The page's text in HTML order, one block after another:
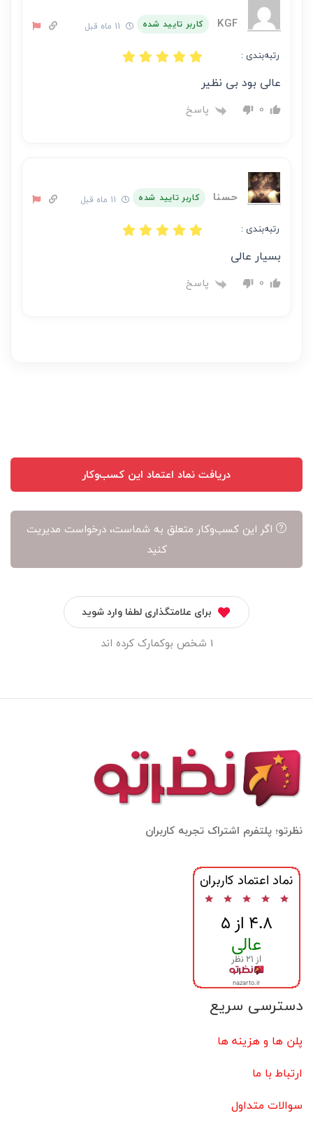
KGF کاربر تایید شده
رتبه‌بندی :
عالی بود بی نظیر
0 پاسخ
حسنا کاربر تایید شده
رتبه‌بندی :
بسیار عالی
0 پاسخ
دریافت نماد اعتماد این کسب‌وکار
اگر این کسب‌وکار متعلق به شماست، درخواست مدیریت
کنید
برای علامتگذاری لطفا وارد شوید
1 شخص بوکمارک کرده اند
نظرتو؛ پلتفرم اشتراک تجربه کاربران
دسترسی سریع
پلن ها و هزینه ها
ارتباط با ما
سوالات متداول